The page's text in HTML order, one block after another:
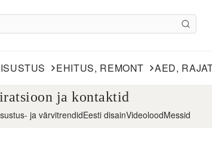
EHITUS, REMONT AED,
ja kontaktid
ja värvitrendidEesti disainVideoloodMessid